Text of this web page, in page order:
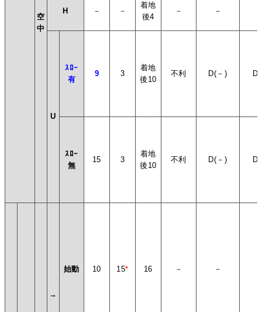
空
中
H － －
着地
後4
－ －
U
ｽﾛｰ
有
9 3
着地
後10
不利 D(－)
ｽﾛｰ
無
15 3
着地
後10
不利 D(－)
→
始動 10 15* 16 － －